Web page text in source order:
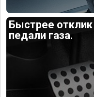
Быстрее
педали газа.